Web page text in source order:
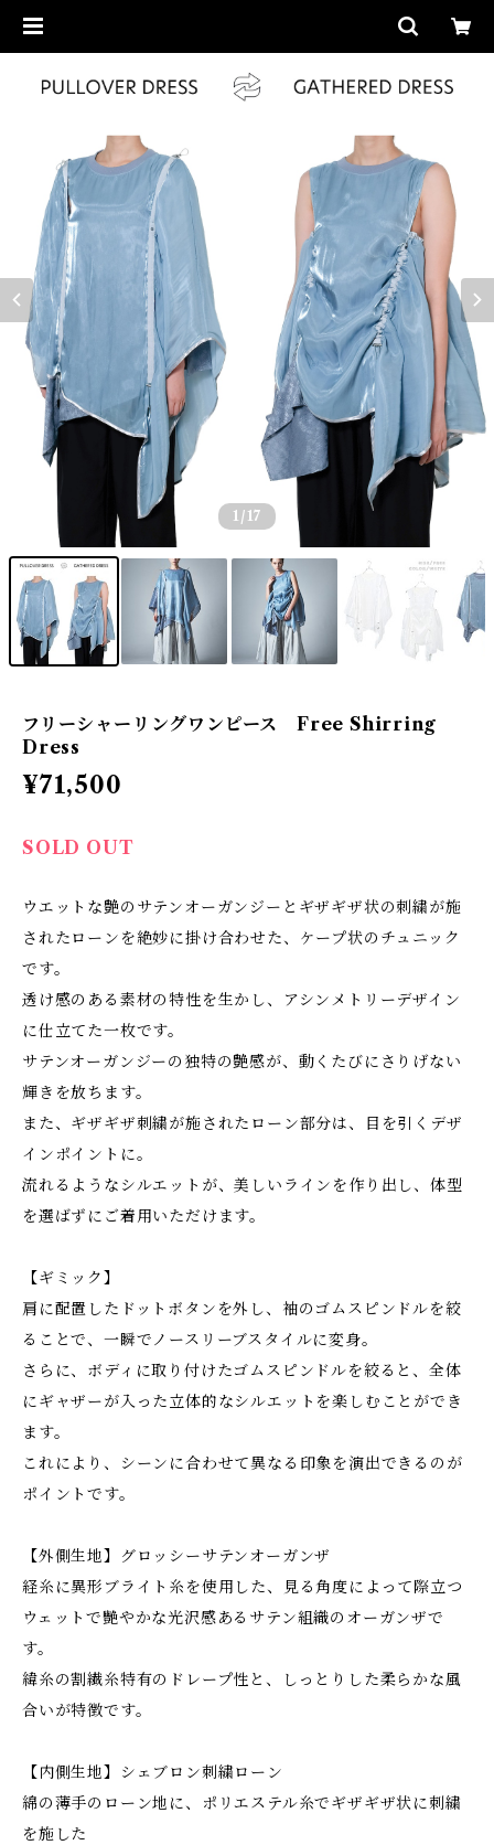
1 /17
フリーシャーリングワンピース Free Shirring
Dress
¥71,500
SOLD OUT
ウエットな艶のサテンオーガンジーとギザギザ状の刺繍が施
されたローンを絶妙に掛け合わせた、ケープ状のチュニック
です。
透け感のある素材の特性を生かし、アシンメトリーデザイン
に仕立てた一枚です。
サテンオーガンジーの独特の艶感が、動くたびにさりげない
輝きを放ちます。
また、ギザギザ刺繍が施されたローン部分は、目を引くデザ
インポイントに。
流れるようなシルエットが、美しいラインを作り出し、体型
を選ばずにご着用いただけます。
【ギミック】
肩に配置したドットボタンを外し、袖のゴムスピンドルを絞
ることで、一瞬でノースリーブスタイルに変身。
さらに、ボディに取り付けたゴムスピンドルを絞ると、全体
にギャザーが入った立体的なシルエットを楽しむことができ
ます。
これにより、シーンに合わせて異なる印象を演出できるのが
ポイントです。
【外側生地】グロッシーサテンオーガンザ
経糸に異形ブライト糸を使用した、見る角度によって際立つ
ウェットで艷やかな光沢感あるサテン組織のオーガンザで
す。
緯糸の割繊糸特有のドレープ性と、しっとりした柔らかな風
合いが特徴です。
【内側生地】シェブロン刺繍ローン
綿の薄手のローン地に、ポリエステル糸でギザギザ状に刺繍
を施した